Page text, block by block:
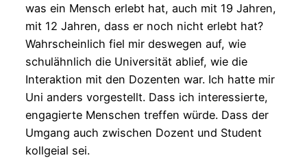
was ein Mensch erlebt hat, auch mit 19 Jahren,
mit 12 Jahren, dass er noch nicht erlebt hat?
Wahrscheinlich fiel mir deswegen auf, wie
schulähnlich die Universität ablief, wie die
Interaktion mit den Dozenten war. Ich hatte mir
Uni anders vorgestellt. Dass ich interessierte,
engagierte Menschen treffen würde. Dass der
Umgang auch zwischen Dozent und Student
kollgeial sei.